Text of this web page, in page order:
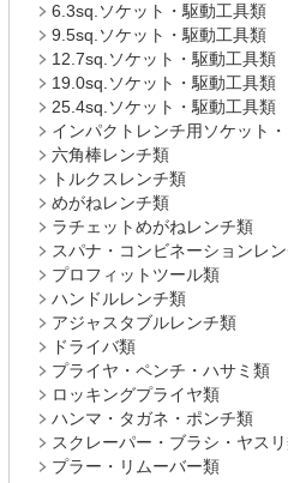
6.3sq.ソケット・駆動工具類
9.5sq.ソケット・駆動工具類
12.7sq.ソケット・駆動工具類
19.0sq.ソケット・駆動工具類
25.4sq.ソケット・駆動工具類
インパクトレンチ用ソケット
六角棒レンチ類
トルクスレンチ類
めがねレンチ類
ラチェットめがねレンチ類
スパナ・コンビネーションレ
プロフィットツール類
ハンドルレンチ類
アジャスタブルレンチ類
ドライバ類
プライヤ・ペンチ・ハサミ類
ロッキングプライヤ類
ハンマ・タガネ・ポンチ類
スクレーパー・ブラシ・ヤス
プラー・リムーバー類